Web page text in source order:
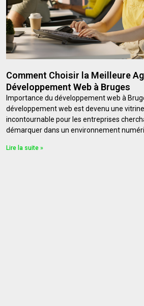
Comment Choisir la Meilleure
Développement Web à Bruges
Importance du développement web à
développement web est devenu une vitrine
incontournable pour les entreprises
démarquer dans un environnement
Lire la suite »